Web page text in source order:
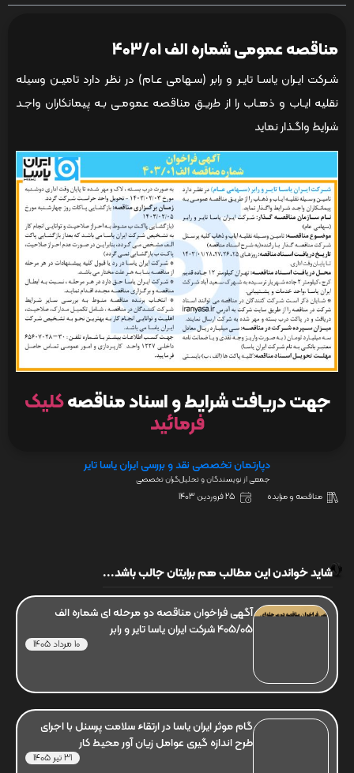
مناقصه عمومی شماره الف 403/01
ﺷـﺮﮐﺖ اﯾـﺮان ﯾﺎﺳـﺎ ﺗﺎﯾـﺮ و راﺑﺮ (ﺳـﻬﺎﻣﻰ ﻋـﺎم) در نظر دارد تامیـﻦ وسیله
نقلیه ایـاب و ذﻫـاب را از ﻃریـﻖ مناقصه عمومـی بـه پیمانکاران واﺟـد
شرایط واگـﺬار نماید
جهت دریافت شرایط و اسناد مناقصهکلیک
فرمائید
دپارتمان تخصصی نقد و بررسی ایران یاسا تایر
جمعی از نویسندگان و تحلیل‌گران تخصصی
مناقصه و مزایده 25 فروردین 1403
شاید خواندن این مطالب هم برایتان جالب باشد...
آگهی فراخوان مناقصه دو مرحله ای شماره الف
405/05 شرکت ایران یاسا تایر و رابر
10 مرداد 1405
گام موثر ایران یاسا در ارتقاء سلامت پرسنل با اجرای
طرح اندازه گیری عوامل زیان آور محیط کار
31 تیر 1405